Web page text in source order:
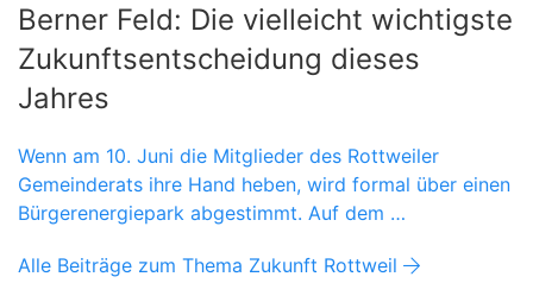
Berner Feld: Die vielleicht wichtigste
Zukunftsentscheidung dieses
Jahres
Wenn am 10. Juni die Mitglieder des Rottweiler
Gemeinderats ihre Hand heben, wird formal über einen
Bürgerenergiepark abgestimmt. Auf dem …
Alle Beiträge zum Thema Zukunft Rottweil